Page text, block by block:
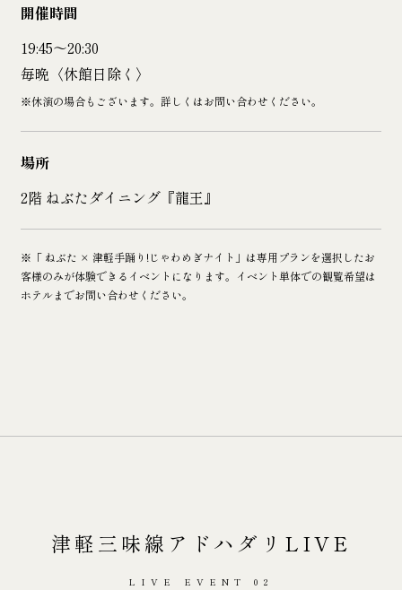
開催時間
19:45〜20:30
毎晩〈休館日除く〉
※休演の場合もございます。詳しくはお問い合わせください。
場所
2階 ねぶたダイニング『龍王』
※「 ねぶた × 津軽手踊り!じゃわめぎナイト」は専用プランを選択したお
客様のみが体験できるイベントになります。イベント単体での観覧希望は
ホテルまでお問い合わせください。
津軽三味線アドハダリLIVE
LIVE EVENT 02